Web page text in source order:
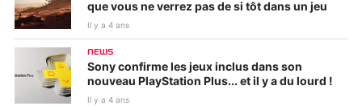
que vous ne verrez pas de si tôt dans un jeu
Il y a 4 ans
NEWS
Sony confirme les jeux inclus dans son
nouveau PlayStation Plus... et il y a du lourd !
Il y a 4 ans